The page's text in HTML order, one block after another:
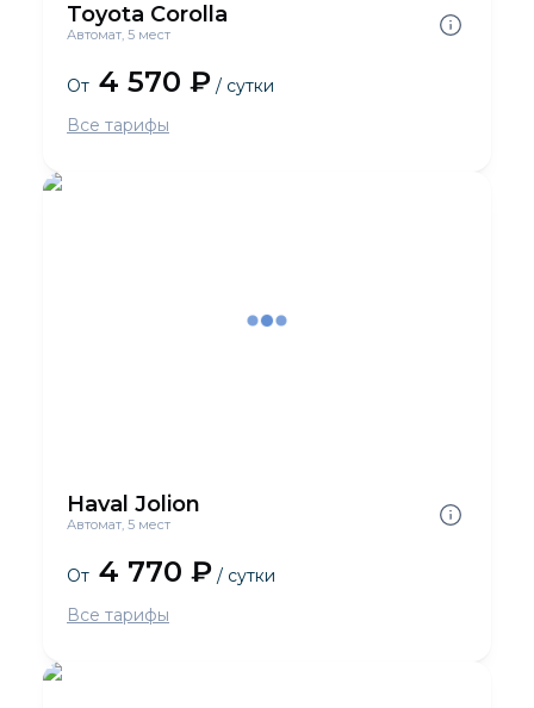
Toyota Corolla
Автомат, 5 мест
От 4 570 ₽ / сутки
Все тарифы
Haval Jolion
Автомат, 5 мест
От 4 770 ₽ / сутки
Все тарифы